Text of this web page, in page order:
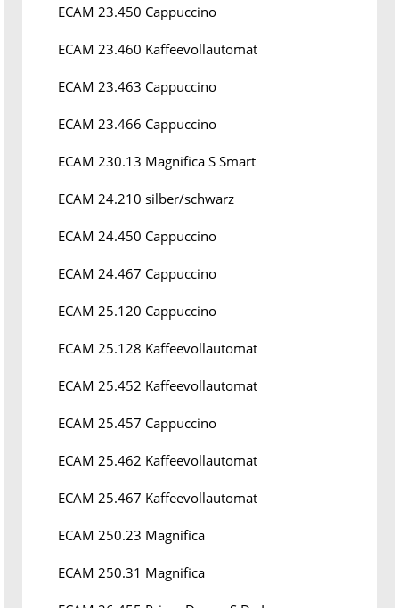
ECAM 23.450 Cappuccino
ECAM 23.460 Kaffeevollautomat
ECAM 23.463 Cappuccino
ECAM 23.466 Cappuccino
ECAM 230.13 Magnifica S Smart
ECAM 24.210 silber/schwarz
ECAM 24.450 Cappuccino
ECAM 24.467 Cappuccino
ECAM 25.120 Cappuccino
ECAM 25.128 Kaffeevollautomat
ECAM 25.452 Kaffeevollautomat
ECAM 25.457 Cappuccino
ECAM 25.462 Kaffeevollautomat
ECAM 25.467 Kaffeevollautomat
ECAM 250.23 Magnifica
ECAM 250.31 Magnifica